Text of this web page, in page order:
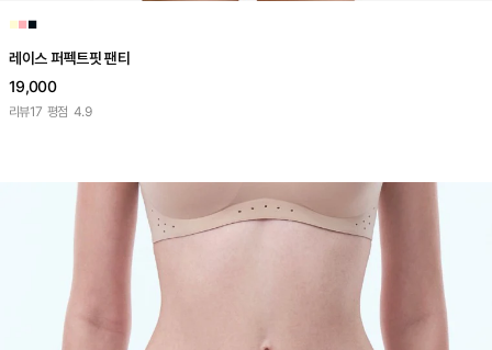
■■■
레이스 퍼펙트핏 팬티
19,000
리뷰17 평점 4.9